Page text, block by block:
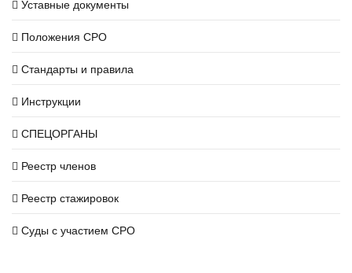
Уставные документы
Положения СРО
Стандарты и правила
Инструкции
СПЕЦОРГАНЫ
Реестр членов
Реестр стажировок
Суды с участием СРО